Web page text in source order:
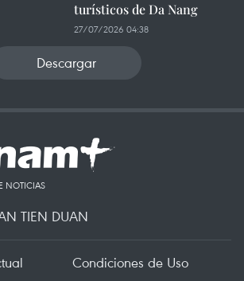
turísticos de Da Nang
27/07/2026 04:38
Descargar
NOTICIAS
TIEN DUAN
Condiciones de Uso